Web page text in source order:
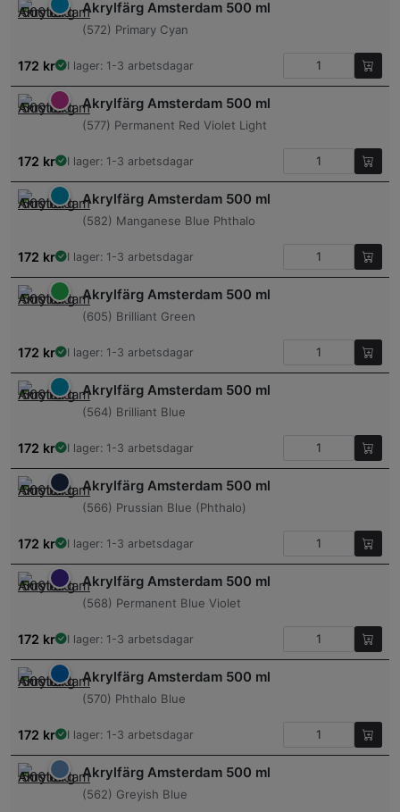
Akrylfärg Amsterdam 500 ml
(572) Primary Cyan
172 kr I lager: 1-3 arbetsdagar
Akrylfärg Amsterdam 500 ml
(577) Permanent Red Violet Light
172 kr I lager: 1-3 arbetsdagar
Akrylfärg Amsterdam 500 ml
(582) Manganese Blue Phthalo
172 kr I lager: 1-3 arbetsdagar
Akrylfärg Amsterdam 500 ml
(605) Brilliant Green
172 kr I lager: 1-3 arbetsdagar
Akrylfärg Amsterdam 500 ml
(564) Brilliant Blue
172 kr I lager: 1-3 arbetsdagar
Akrylfärg Amsterdam 500 ml
(566) Prussian Blue (Phthalo)
172 kr I lager: 1-3 arbetsdagar
Akrylfärg Amsterdam 500 ml
(568) Permanent Blue Violet
172 kr I lager: 1-3 arbetsdagar
Akrylfärg Amsterdam 500 ml
(570) Phthalo Blue
172 kr I lager: 1-3 arbetsdagar
Akrylfärg Amsterdam 500 ml
(562) Greyish Blue